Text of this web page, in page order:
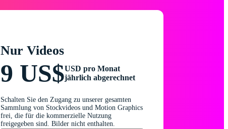
Nur Videos
9 US$USD pro Monat
jährlich abgerechnet
Schalten Sie den Zugang zu unserer gesamten
Sammlung von Stockvideos und Motion Graphics
frei, die für die kommerzielle Nutzung
freigegeben sind. Bilder nicht enthalten.